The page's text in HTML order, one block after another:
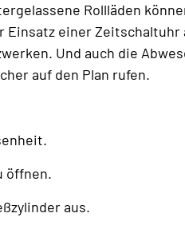
Rollläden
einer Zeitschaltuhr
Und auch die
auf den Plan rufen.
öffnen.
aus.